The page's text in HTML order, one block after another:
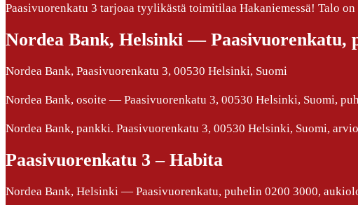
Paasivuorenkatu 3 tarjoaa tyylikästä toimitilaa Hakaniemessä! Talo
Nordea Bank, Helsinki — Paasivuorenkatu,
Nordea Bank, Paasivuorenkatu 3, 00530 Helsinki, Suomi
Nordea Bank, osoite — Paasivuorenkatu 3, 00530 Helsinki, Suomi,
Nordea Bank, pankki. Paasivuorenkatu 3, 00530 Helsinki, Suomi,
Paasivuorenkatu 3 – Habita
Nordea Bank, Helsinki — Paasivuorenkatu, puhelin 0200 3000,